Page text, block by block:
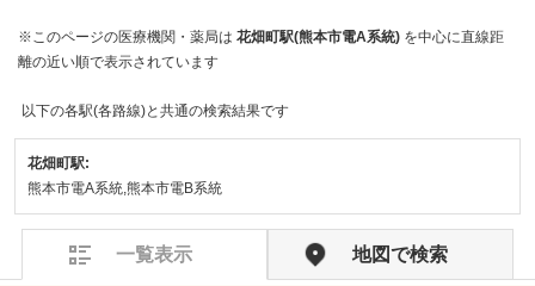
※このページの医療機関・薬局は 花畑町駅(熊本市電A系統) を中心に直線距
離の近い順で表示されています
以下の各駅(各路線)と共通の検索結果です
花畑町駅:
熊本市電A系統,熊本市電B系統
一覧表示 地図で検索